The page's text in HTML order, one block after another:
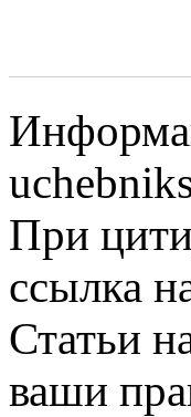
При
ссылка
Статьи
ваши